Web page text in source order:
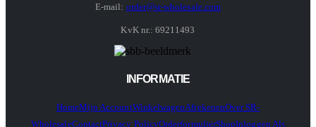
E-mail: order@sr-wholesale.com
KvK nr.: 69211493
INFORMATIE
HomeMijn AccountWinkelwagenAfrekenenOver SR-
WholesaleContactPrivacy PolicyOrderformulierShopInloggen Als